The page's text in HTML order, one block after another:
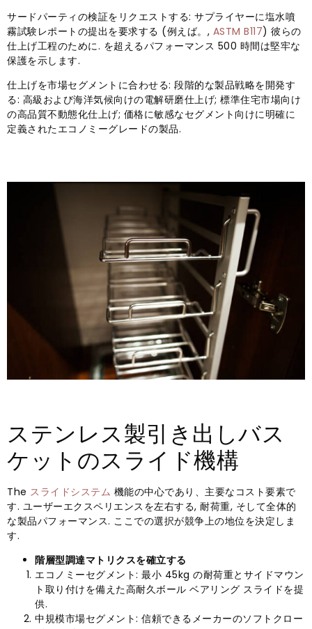
サードパーティの検証をリクエストする: サプライヤーに塩水噴
霧試験レポートの提出を要求する (例えば。, ASTM B117) 彼らの
仕上げ工程のために. を超えるパフォーマンス 500 時間は堅牢な
保護を示します.
仕上げを市場セグメントに合わせる: 段階的な製品戦略を開発す
る: 高級および海洋気候向けの電解研磨仕上げ; 標準住宅市場向け
の高品質不動態化仕上げ; 価格に敏感なセグメント向けに明確に
定義されたエコノミーグレードの製品.
ステンレス製引き出しバス
ケットのスライド機構
The スライドシステム 機能の中心であり、主要なコスト要素で
す. ユーザーエクスペリエンスを左右する, 耐荷重, そして全体的
な製品パフォーマンス. ここでの選択が競争上の地位を決定しま
す.
階層型調達マトリクスを確立する
エコノミーセグメント: 最小 45kg の耐荷重とサイドマウン
ト取り付けを備えた高耐久ボール ベアリング スライドを提
供.
中規模市場セグメント: 信頼できるメーカーのソフトクロー